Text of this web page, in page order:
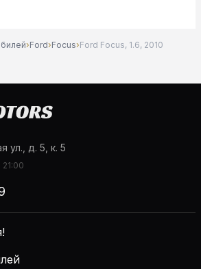
›Ford›Focus›Ford Focus, 1.6, 2010
ул., д. 5, к. 5